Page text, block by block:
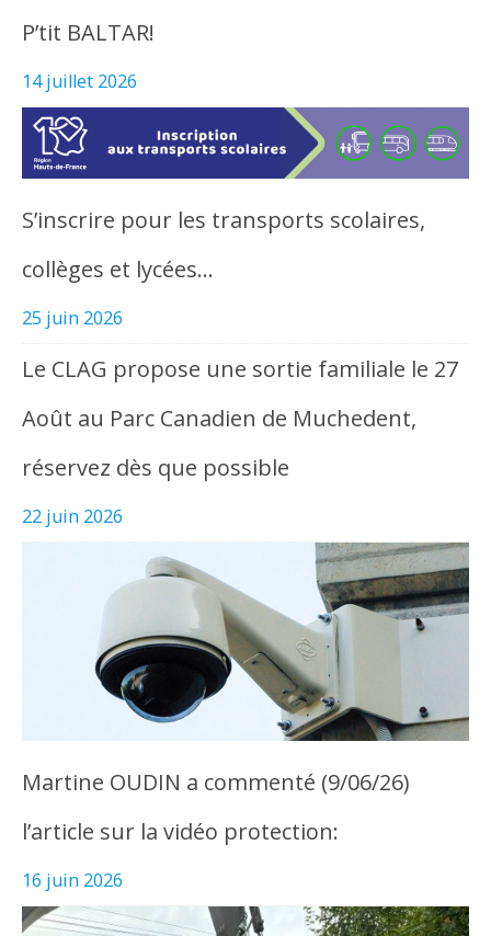
P’tit BALTAR!
14 juillet 2026
S’inscrire pour les transports scolaires,
collèges et lycées…
25 juin 2026
Le CLAG propose une sortie familiale le 27
Août au Parc Canadien de Muchedent,
réservez dès que possible
22 juin 2026
Martine OUDIN a commenté (9/06/26)
l’article sur la vidéo protection:
16 juin 2026